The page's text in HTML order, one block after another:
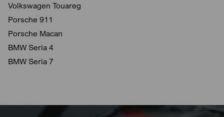
Volkswagen Touareg
Porsche 911
Porsche Macan
BMW Seria 4
BMW Seria 7